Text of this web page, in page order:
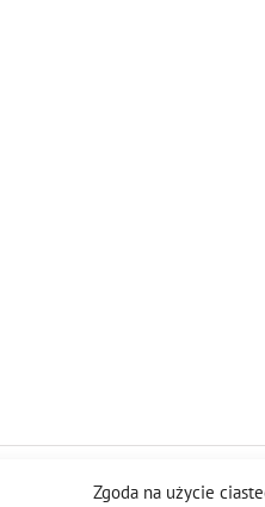
Zgoda na użycie